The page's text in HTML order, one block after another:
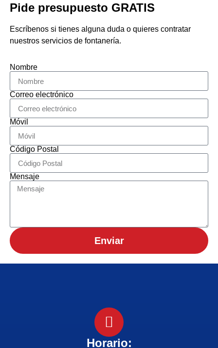
Pide presupuesto GRATIS
Escríbenos si tienes alguna duda o quieres contratar
nuestros servicios de fontanería.
Nombre
Correo electrónico
Móvil
Código Postal
Mensaje
Enviar
Horario: